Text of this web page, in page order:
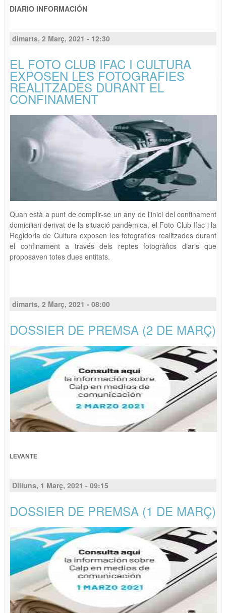
DIARIO INFORMACIÓN
dimarts, 2 Març, 2021 - 12:30
EL FOTO CLUB IFAC I CULTURA
EXPOSEN LES FOTOGRAFIES
REALITZADES DURANT EL
CONFINAMENT
Quan està a punt de complir-se un any de l'inici del confinament
domiciliari derivat de la situació pandèmica, el Foto Club Ifac i la
Regidoria de Cultura exposen les fotografies realitzades durant
el confinament a través dels reptes fotogràfics diaris que
proposaven totes dues entitats.
dimarts, 2 Març, 2021 - 08:00
DOSSIER DE PREMSA (2 DE MARÇ)
LEVANTE
Dilluns, 1 Març, 2021 - 09:15
DOSSIER DE PREMSA (1 DE MARÇ)